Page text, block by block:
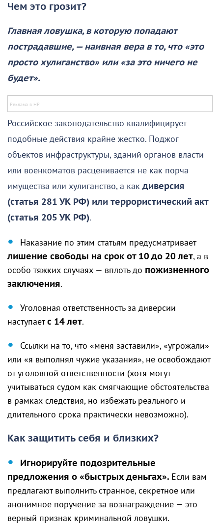
Чем это грозит?
Главная ловушка, в которую попадают
пострадавшие, — наивная вера в то, что «это
просто хулиганство» или «за это ничего не
будет».
Российское законодательство квалифицирует
подобные действия крайне жестко. Поджог
объектов инфраструктуры, зданий органов власти
или военкоматов расценивается не как порча
имущества или хулиганство, а как диверсия
(статья 281 УК РФ) или террористический акт
(статья 205 УК РФ).
Наказание по этим статьям предусматривает
лишение свободы на срок от 10 до 20 лет, а в
особо тяжких случаях — вплоть до пожизненного
заключения.
Уголовная ответственность за диверсии
наступаетс 14 лет.
Ссылки на то, что «меня заставили», «угрожали»
или «я выполнял чужие указания», не освобождают
от уголовной ответственности (хотя могут
учитываться судом как смягчающие обстоятельства
в рамках следствия, но избежать реального и
длительного срока практически невозможно).
Как защитить себя и близких?
Игнорируйте подозрительные
предложения о «быстрых деньгах». Если вам
предлагают выполнить странное, секретное или
анонимное поручение за вознаграждение — это
верный признак криминальной ловушки.